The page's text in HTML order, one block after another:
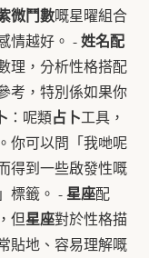
微鬥數嘅星曜組合
情越好。 -姓名配
理，分析性格搭配
考，特別係如果你
：呢類占卜工具，
你可以問「我哋呢
得到一些啟發性嘅
標籤。 -星座配
但星座對於性格描
貼地、容易理解嘅